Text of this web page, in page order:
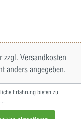
zzgl. Versandkosten
anders angegeben.
Erfahrung bieten zu